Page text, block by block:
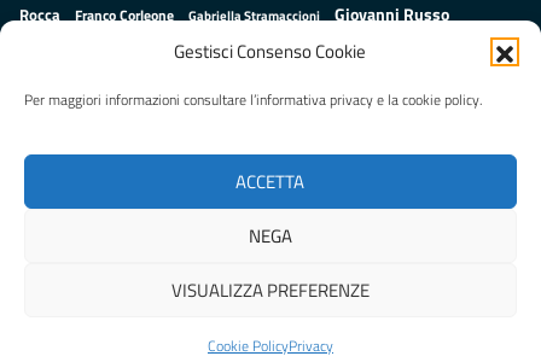
Gestisci Consenso Cookie
Per maggiori informazioni consultare l’informativa privacy e la cookie policy.
ACCETTA
NEGA
VISUALIZZA PREFERENZE
Cookie PolicyPrivacy
Rocca
Franco Corleone Gabriella Stramaccioni Giovanni Russo
Giuseppe Emanuele Cangemi Istruzione e cultura
Mauro
Palma ministero della Giustizia Minori Misure
Regione Lazio
Salute Samuele Ciambriello
Sarah Grieco Situazione in numeri
Valentina Calderone